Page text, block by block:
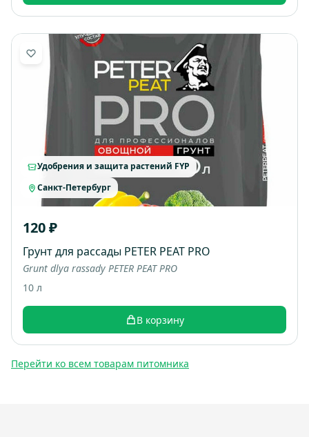
Удобрения и защита растений FYP
Санкт-Петербург
120 ₽
Грунт для рассады PETER PEAT PRO
Grunt dlya rassady PETER PEAT PRO
10 л
В корзину
Перейти ко всем товарам питомника